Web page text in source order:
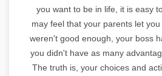
you want to be in life, it is easy
may feel that your parents let
weren't good enough, your boss
you didn't have as many
The truth is, your choices and